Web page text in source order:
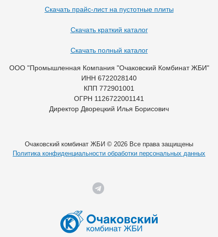
Скачать прайс-лист на пустотные плиты
Скачать краткий каталог
Скачать полный каталог
ООО "Промышленная Компания "Очаковский Комбинат ЖБИ"
ИНН 6722028140
КПП 772901001
ОГРН 1126722001141
Директор Дворецкий Илья Борисович
Очаковский комбинат ЖБИ © 2026 Все права защищены
Политика конфиденциальности обработки персональных данных